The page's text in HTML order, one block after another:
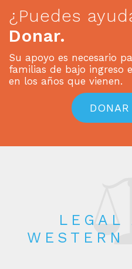
¿Puedes
Donar.
Su apoyo es necesario
familias de bajo ingreso
en los años que vienen.
LEGAL
WESTERN